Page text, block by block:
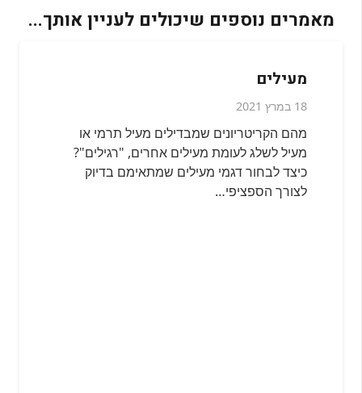
מאמרים נוספים שיכולים לעניין אותך...
נעלי עבודה באיכות גבוהה
23 ביוני 2021
כיצד בוחרים נעל איכותית באמת? מדוע כדאי
לקנות נעליים מיבואן רשמי? ועד כמה משתלם
לקנות מותג מקורי? נעליים באיכות גבוהה…